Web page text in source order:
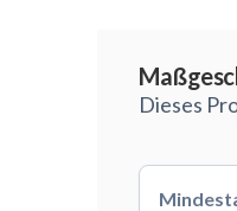
Dieses